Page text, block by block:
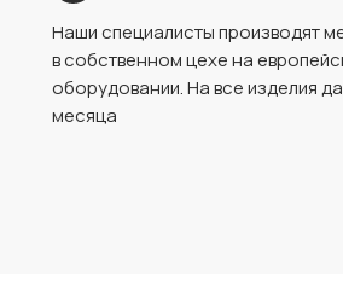
Наши специалисты производят
в собственном цехе на
оборудовании. На все изделия
месяца